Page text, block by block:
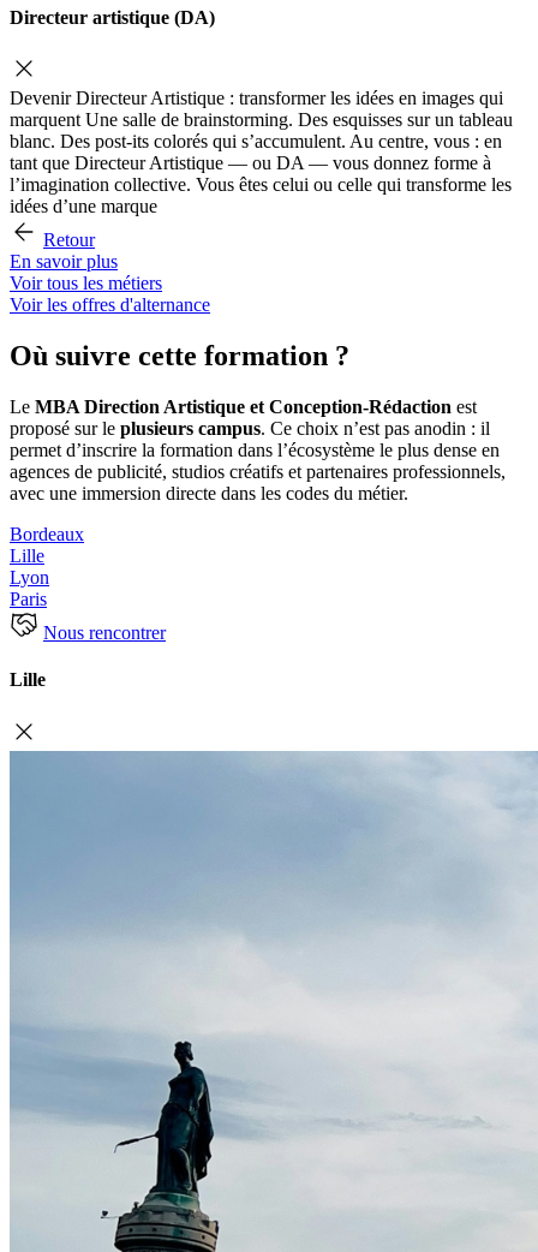
Directeur artistique (DA)
Devenir Directeur Artistique : transformer les idées en images qui
marquent Une salle de brainstorming. Des esquisses sur un tableau
blanc. Des post-its colorés qui s’accumulent. Au centre, vous : en
tant que Directeur Artistique — ou DA — vous donnez forme à
l’imagination collective. Vous êtes celui ou celle qui transforme les
idées d’une marque
Retour
En savoir plus
Voir tous les métiers
Voir les offres d'alternance
Où suivre cette formation ?
Le MBA Direction Artistique et Conception-Rédaction est
proposé sur le plusieurs campus. Ce choix n’est pas anodin : il
permet d’inscrire la formation dans l’écosystème le plus dense en
agences de publicité, studios créatifs et partenaires professionnels,
avec une immersion directe dans les codes du métier.
Bordeaux
Lille
Lyon
Paris
Nous rencontrer
Lille